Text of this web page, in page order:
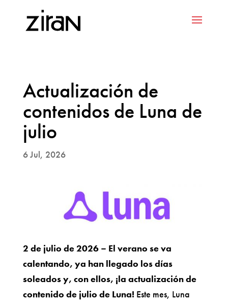
Actualización de
contenidos de Luna de
julio
6 Jul, 2026
2 de julio de 2026 – El verano se va
calentando, ya han llegado los días
soleados y, con ellos, ¡la actualización de
contenido de julio de Luna! Este mes, Luna